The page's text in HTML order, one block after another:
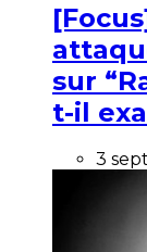
sur
t-il
3